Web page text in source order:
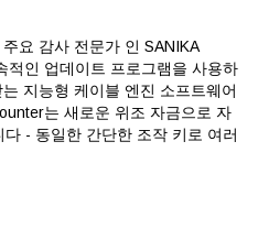
요 감사 전문가 인 SANIKA
인 업데이트 프로그램을 사용하
지능형 케이블 엔진 소프트웨어
는 새로운 위조 자금으로 자
- 동일한 간단한 조작 키로 여러